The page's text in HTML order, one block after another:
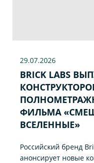
29.07.2026
BRICK LABS
ФИЛЬМА
ВСЕЛЕННЫЕ»
Российский бренд
анонсирует новые